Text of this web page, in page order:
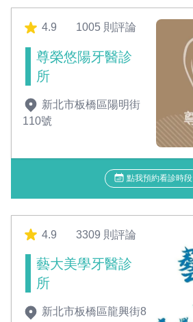
4.9 1005 則評論
尊榮悠陽牙醫診
所
新北市板橋區陽明街
110號
點我預約看診時段
4.9 3309 則評論
藝大美學牙醫診
所
新北市板橋區龍興街8